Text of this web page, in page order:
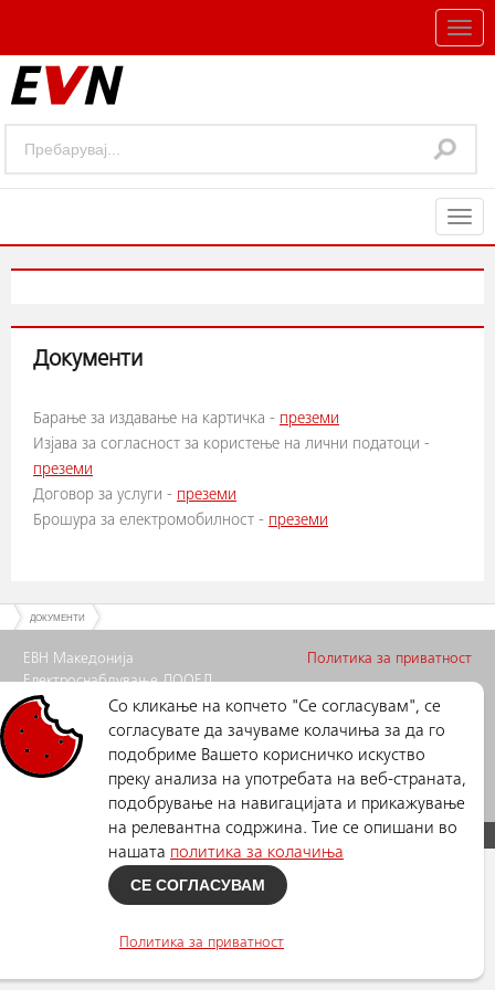
Документи
Барање за издавање на картичка - преземи
Изјава за согласност за користење на лични податоци -
преземи
Договор за услуги - преземи
Брошура за електромобилност - преземи
ДОКУМЕНТИ
ЕВН Македонија
Електроснабдување ДООЕЛ
Скопје
Ул. Лазар Личеноски бр.11,
Скопје
Телефон: +389 (0)2 3205 500
emobility@evn.mk
Политика за приватност
ЕЛЕКТРОМОБИЛНОСТ © Copyright2026 , All Rights Reserved
Со кликање на копчето "Се согласувам", се
согласувате да зачуваме колачиња за да го
подобриме Вашето корисничко искуство
преку анализа на употребата на веб-страната,
подобрување на навигацијата и прикажување
на релевантна содржина. Тие се опишани во
нашата политика за колачиња
СЕ СОГЛАСУВАМ
Политика за приватност